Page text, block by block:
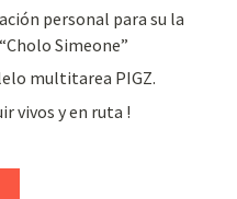
personal para su la
Simeone”
multitarea PIGZ.
vivos y en ruta !